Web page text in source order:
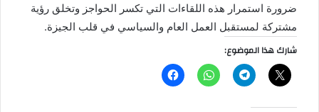
ضرورة استمرار هذه اللقاءات التي تكسر الحواجز وتخلق رؤية
مشتركة لمستقبل العمل العام والسياسي في قلب الجيزة.
شارك هذا الموضوع: